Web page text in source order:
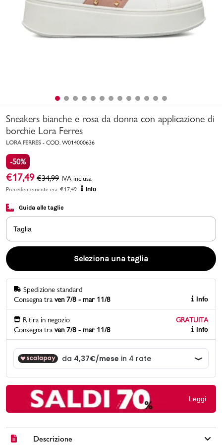
Uomo Bambino
Marchi
Promo & News
contatti
Gift card
Sneakers bianche e rosa da donna con applicazione di
borchie Lora Ferres
LORA FERRES - COD. W014000636
-50%
€17,49 €34,99 IVA inclusa
Precedentemente era €17,49 Info
Guida alle taglie
Taglia
Seleziona una taglia
Spedizione standard
Consegna tra ven 7/8 - mar 11/8 Info
Ritira in negozio
GRATUITA
Consegna tra ven 7/8 - mar 11/8 Info
Leggi
Descrizione